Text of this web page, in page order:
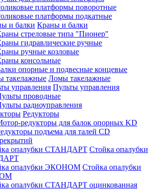
платформы поворотные
платформы подкатные
Краны и балки
стреловые типа "Пионер"
гидравлические ручные
ручные козловые
консольные
опорные и подвесные концевые
Ломы такелажные
Пульты управления
проводные
радиоуправления
Редукторы
редукторы для балок опорных KD
подъема для талей CD
Стойка опалубки
Стойка опалубки